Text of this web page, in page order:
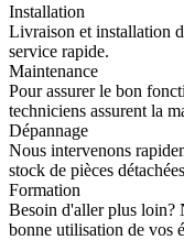
Installation
Livraison et installation
service rapide.
Maintenance
Pour assurer le bon
techniciens assurent la
Dépannage
Nous intervenons
stock de pièces
Formation
Besoin d'aller plus loin?
bonne utilisation de vos